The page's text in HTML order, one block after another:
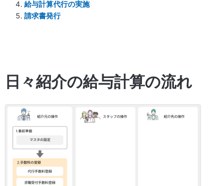
給与計算代行の実施
請求書発行
日々紹介の給与計算の流れ